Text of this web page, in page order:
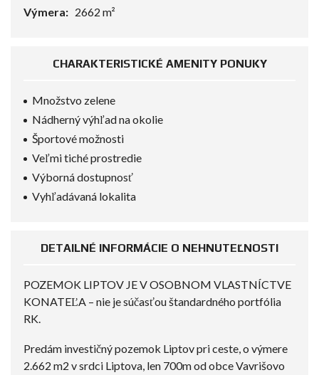
Výmera: 2662 m²
CHARAKTERISTICKÉ AMENITY PONUKY
Množstvo zelene
Nádherný výhľad na okolie
Športové možnosti
Veľmi tiché prostredie
Výborná dostupnosť
Vyhľadávaná lokalita
DETAILNÉ INFORMÁCIE O NEHNUTEĽNOSTI
POZEMOK LIPTOV JE V OSOBNOM VLASTNÍCTVE
KONATEĽA – nie je súčasťou štandardného portfólia
RK.
Predám investičný pozemok Liptov pri ceste, o výmere
2.662 m2 v srdci Liptova, len 700m od obce Vavrišovo